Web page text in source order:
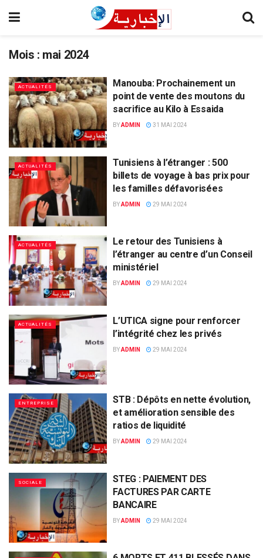
Mois : mai 2024
ACTUALITÉS
Manouba: Prochainement un
point de vente des moutons du
sacrifice au Kilo à Essaida
BYADMIN 31 MAI 2024
ACTUALITÉS
Tunisiens à l’étranger : 500
billets de voyage à bas prix pour
les familles défavorisées
BYADMIN 29 MAI 2024
ACTUALITÉS
Le retour des Tunisiens à
l’étranger au centre d’un Conseil
ministériel
BYADMIN 29 MAI 2024
ACTUALITÉS
L’UTICA signe pour renforcer
l’intégrité chez les privés
BYADMIN 29 MAI 2024
ENTREPRISE
STB : Dépôts en nette évolution,
et amélioration sensible des
ratios de liquidité
BYADMIN 29 MAI 2024
SOCIALE
STEG : PAIEMENT DES
FACTURES PAR CARTE
BANCAIRE
BYADMIN 29 MAI 2024